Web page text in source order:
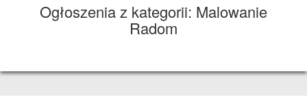
Ogłoszenia z kategorii: Malowanie
Radom